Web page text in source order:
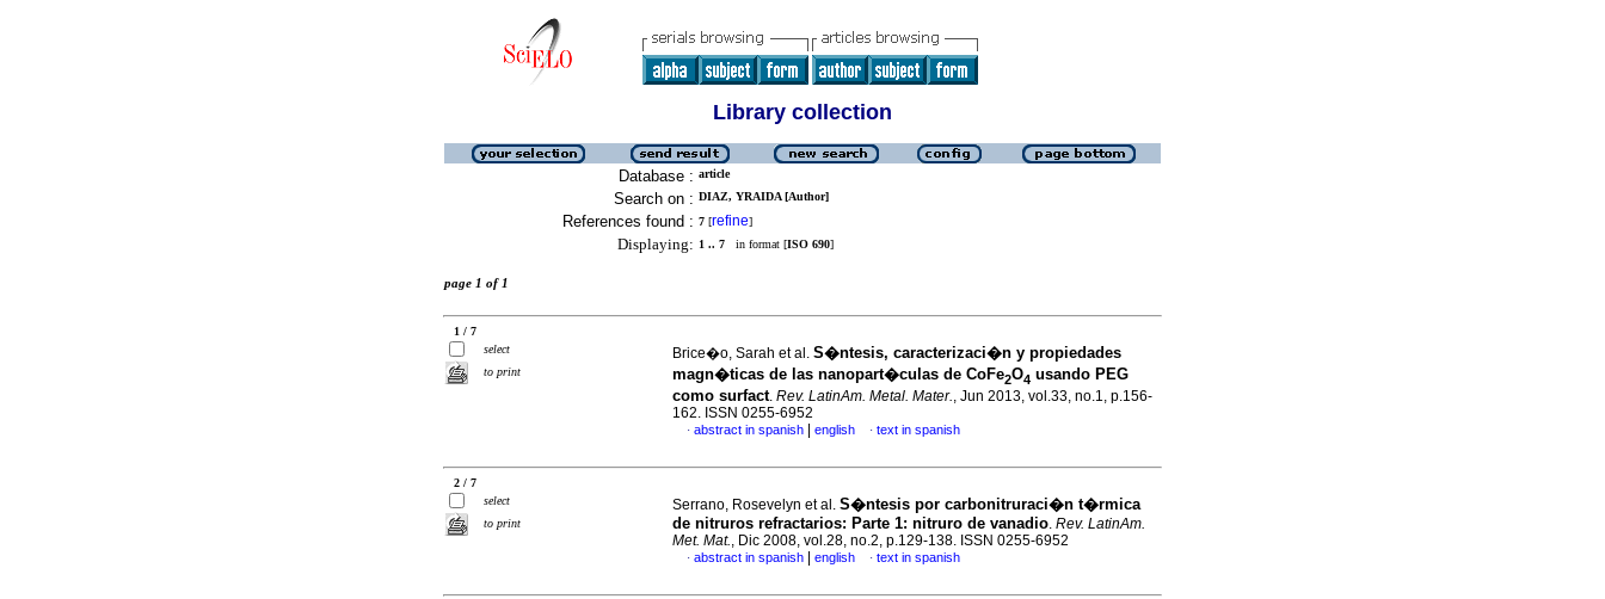
Library collection
Database : article
Search on : DIAZ, YRAIDA [Author]
References found : 7 [refine]
Displaying: 1 .. 7 in format [ISO 690]
page 1 of 1
1 / 7
select
to print
Brice�o, Sarah et al. S�ntesis, caracterizaci�n y propiedades
magn�ticas de las nanopart�culas de CoFe2O4 usando PEG
como surfact. Rev. LatinAm. Metal. Mater. , Jun 2013, vol.33, no.1, p.156-
162. ISSN 0255-6952
· abstract in spanish | english · text in spanish
2 / 7
select
to print
Serrano, Rosevelyn et al. S�ntesis por carbonitruraci�n t�rmica
de nitruros refractarios: Parte 1: nitruro de vanadio. Rev. LatinAm.
Met. Mat., Dic 2008, vol.28, no.2, p.129-138. ISSN 0255-6952
· abstract in spanish english · text in spanish